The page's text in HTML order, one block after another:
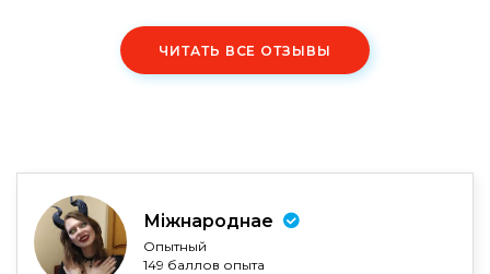
ЧИТАТЬ ВСЕ ОТЗЫВЫ
Міжнароднае
Опытный
149 баллов опыта